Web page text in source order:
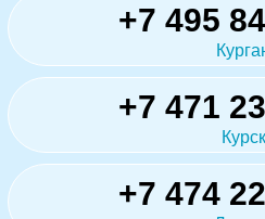
+7 495
+7 471
Курск
+7 474